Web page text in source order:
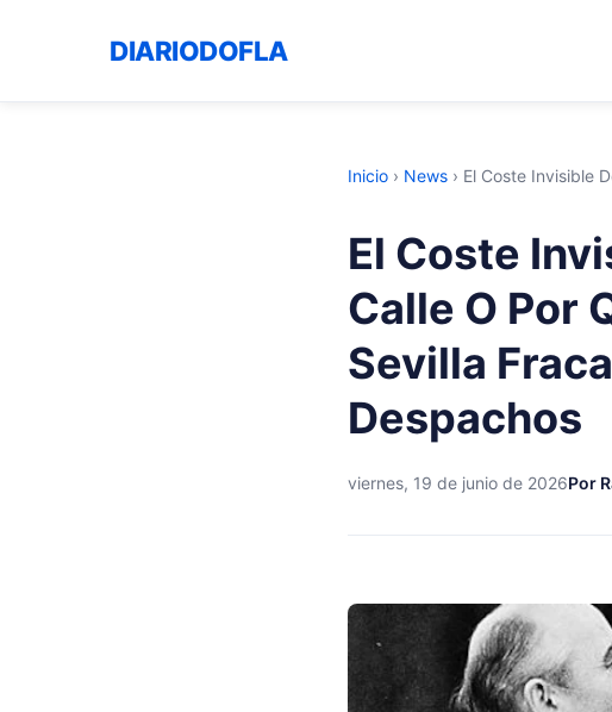
DIARIODOFLA
Inicio › News › El Coste Invisible
El Coste
Calle O Por
Sevilla
Despachos
viernes, 19 de junio de 2026Por